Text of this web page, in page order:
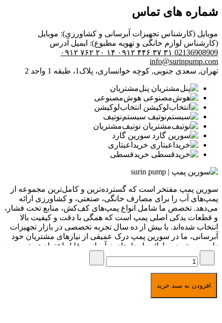
افزودن به سبد خرید
شماره های تماس
موبایل (کارشناس تجهیزات آبرسانی و کشاورزی): موبایل
(کارشناس لوازم خانگی و تهویه مطبوع): ایمیل آدرس
02136908909 ۰۹۱۲ ۴۴۶ ۳۷ ۳۱ ۰۹۱۲ ۷۶۲ ۲۰ ۱۴
info@surinpump.com
تهران, سعدی جنوبی, کوچه خوانساری، پلاک1، طبقه 1 واحد 2
پنل‌مشتریان
هوش‌مصنوعی
انتخاب‌لوکیشن
سیستم‌نوتیف
نوتیف‌مشتریان
سورین گارد
خرید‌اعبتاری
خرید‌قسطی
سورین پمپ مفتخر است که گسترده‌ترین و کامل‌ترین مجموعه از
پمپ‌های آب را برای مصارف خانگی، صنعتی، و کشاورزی ارائه
می‌دهد. تخصص ما شامل انواع پمپ‌های کف‌کش، منابع تحت فشار،
و قطعات یدکی اصلی پمپ است که همگی با دقت و کیفیت بالا
انتخاب شده‌اند. با بیش از ده سال تجربه تخصصی در بازار تجهیزات
آبرسانی، ما در سورین پمپ درک عمیقی از نیازهای مشتریان خود
داریم و متعهد به ارائه راه‌حل‌های نوآورانه و قابل اعتماد هستیم.
برگشت به بالا
امکان خرید به صورت